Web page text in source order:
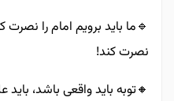
🔹️ما باید برویم امام را نصرت
نصرت کند!
🔸️توبه باید واقعی باشد،